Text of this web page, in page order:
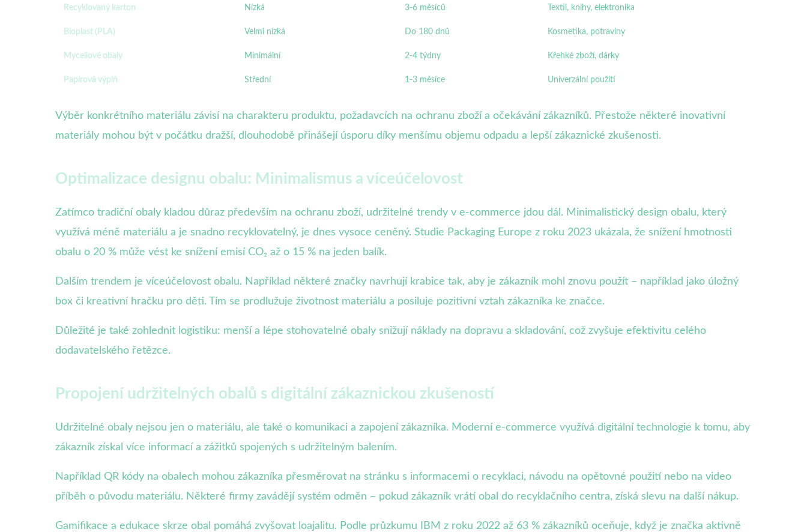
Recyklovaný karton Nízká 3-6 měsíců Textil, knihy, elektronika
Bioplast (PLA) Velmi nízká Do 180 dnů Kosmetika, potraviny
Myceliové obaly Minimální 2-4 týdny Křehké zboží, dárky
Papírová výplň Střední 1-3 měsíce Univerzální použití
Výběr konkrétního materiálu závisí na charakteru produktu, požadavcích na ochranu zboží a očekávání zákazníků. Přestože některé inovativní
materiály mohou být v počátku dražší, dlouhodobě přinášejí úsporu díky menšímu objemu odpadu a lepší zákaznické zkušenosti.
Optimalizace designu obalu: Minimalismus a víceúčelovost
Zatímco tradiční obaly kladou důraz především na ochranu zboží, udržitelné trendy v e-commerce jdou dál. Minimalistický design obalu, který
využívá méně materiálu a je snadno recyklovatelný, je dnes vysoce ceněný. Studie Packaging Europe z roku 2023 ukázala, že snížení hmotnosti
obalu o 20 % může vést ke snížení emisí CO₂ až o 15 % na jeden balík.
Dalším trendem je víceúčelovost obalu. Například některé značky navrhují krabice tak, aby je zákazník mohl znovu použít – například jako úložný
box či kreativní hračku pro děti. Tím se prodlužuje životnost materiálu a posiluje pozitivní vztah zákazníka ke značce.
Důležité je také zohlednit logistiku: menší a lépe stohovatelné obaly snižují náklady na dopravu a skladování, což zvyšuje efektivitu celého
dodavatelského řetězce.
Propojení udržitelných obalů s digitální zákaznickou zkušeností
Udržitelné obaly nejsou jen o materiálu, ale také o komunikaci a zapojení zákazníka. Moderní e-commerce využívá digitální technologie k tomu, aby
zákazník získal více informací a zážitků spojených s udržitelným balením.
Například QR kódy na obalech mohou zákazníka přesměrovat na stránku s informacemi o recyklaci, návodu na opětovné použití nebo na video
příběh o původu materiálu. Některé firmy zavádějí systém odměn – pokud zákazník vrátí obal do recyklačního centra, získá slevu na další nákup.
Gamifikace a edukace skrze obal pomáhá zvyšovat loajalitu. Podle průzkumu IBM z roku 2022 až 63 % zákazníků oceňuje, když je značka aktivně